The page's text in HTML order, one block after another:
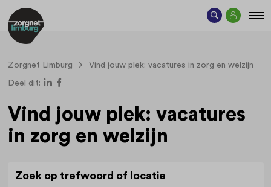
Zorgnet Limburg Vind jouw plek: vacatures in zorg en welzijn
Deel dit:
Vind jouw plek: vacatures
in zorg en welzijn
Zoek op trefwoord of locatie